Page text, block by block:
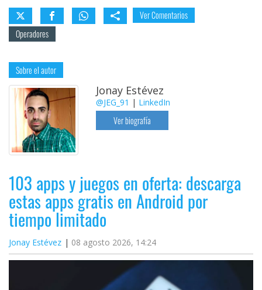
Ver Comentarios
Operadores
Sobre el autor
Jonay Estévez
@JEG_91 | LinkedIn
Ver biografía
103 apps y juegos en oferta: descarga
estas apps gratis en Android por
tiempo limitado
Jonay Estévez 08 agosto 2026, 14:24